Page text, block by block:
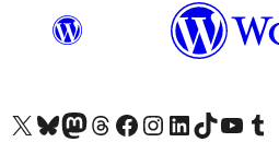
Visit our X (formerly Twitter) account
Visit our Bluesky account
Visit our Mastodon account
Visit our Threads account
Посетете нашата страница във Facebook
Посетете нашия профил в Instagram
Посетете нашия профил в LinkedIn
Visit our TikTok account
Visit our Visit